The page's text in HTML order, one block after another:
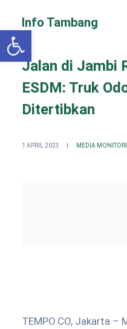
Info Tambang
Jalan di Jambi
ESDM: Truk
Ditertibkan
1 APRIL 2023 MEDIA
TEMPO.CO, Jakarta –
Open toolbar